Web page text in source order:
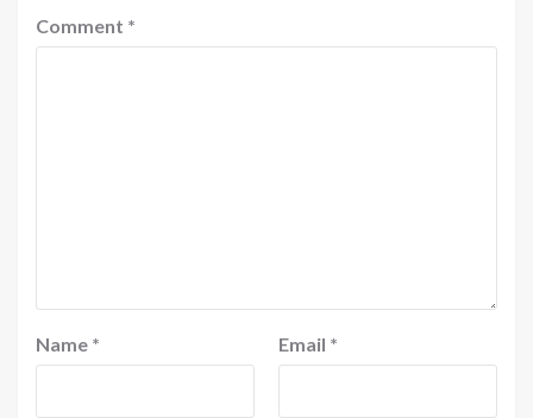
Comment *
Name * Email *